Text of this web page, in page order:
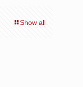
Show all